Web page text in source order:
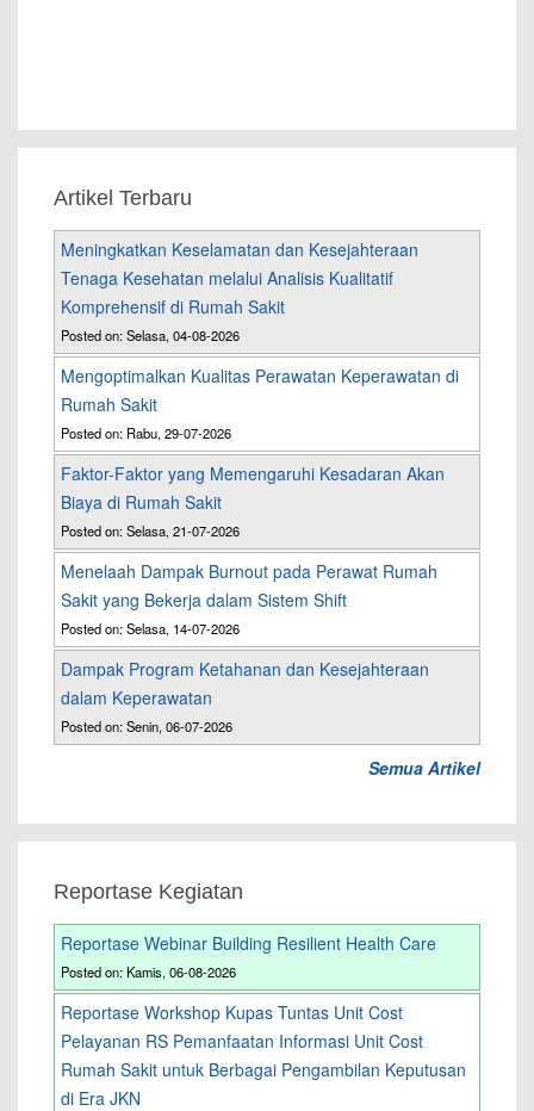
Artikel Terbaru
Meningkatkan Keselamatan dan Kesejahteraan
Tenaga Kesehatan melalui Analisis Kualitatif
Komprehensif di Rumah Sakit
Posted on: Selasa, 04-08-2026
Mengoptimalkan Kualitas Perawatan Keperawatan di
Rumah Sakit
Posted on: Rabu, 29-07-2026
Faktor-Faktor yang Memengaruhi Kesadaran Akan
Biaya di Rumah Sakit
Posted on: Selasa, 21-07-2026
Menelaah Dampak Burnout pada Perawat Rumah
Sakit yang Bekerja dalam Sistem Shift
Posted on: Selasa, 14-07-2026
Dampak Program Ketahanan dan Kesejahteraan
dalam Keperawatan
Posted on: Senin, 06-07-2026
Semua Artikel
Reportase Kegiatan
Reportase Webinar Building Resilient Health Care
Posted on: Kamis, 06-08-2026
Reportase Workshop Kupas Tuntas Unit Cost
Pelayanan RS Pemanfaatan Informasi Unit Cost
Rumah Sakit untuk Berbagai Pengambilan Keputusan
di Era JKN